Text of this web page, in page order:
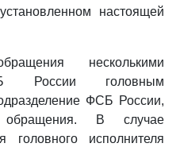
настоящей
несколькими
России головным
ФСБ России,
обращения. В случае
головного исполнителя